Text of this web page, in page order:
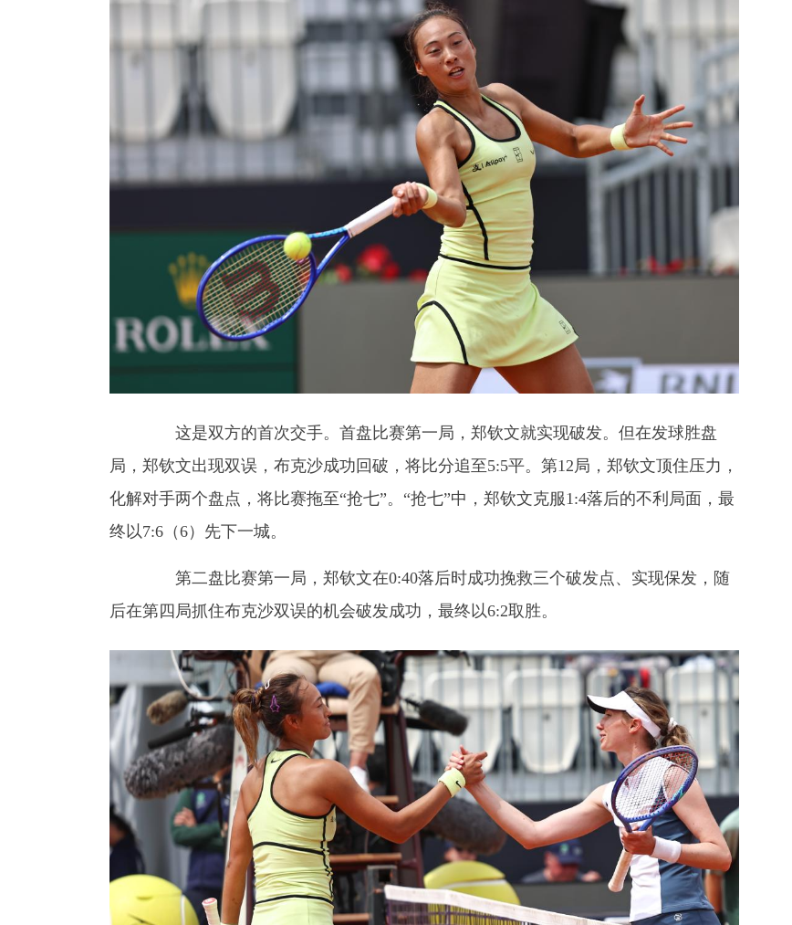
这是双方的首次交手。首盘比赛第一局，郑钦文就实现破发。但在发球胜盘
局，郑钦文出现双误，布克沙成功回破，将比分追至5:5平。第12局，郑钦文顶住压力，
化解对手两个盘点，将比赛拖至“抢七”。“抢七”中，郑钦文克服1:4落后的不利局面，最
终以7:6（6）先下一城。
第二盘比赛第一局，郑钦文在0:40落后时成功挽救三个破发点、实现保发，随
后在第四局抓住布克沙双误的机会破发成功，最终以6:2取胜。